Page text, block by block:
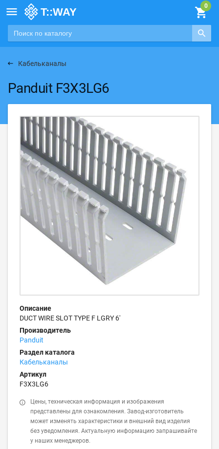

Кабельканалы
Panduit F3X3LG6
Описание
DUCT WIRE SLOT TYPE F LGRY 6'
Производитель
Panduit
Раздел каталога
Кабельканалы
Артикул
F3X3LG6
Цены, техническая информация и изображения
представлены для ознакомления. Завод-изготовитель
может изменять характеристики и внешний вид изделия
без уведомления. Актуальную информацию запрашивайте
у наших менеджеров.